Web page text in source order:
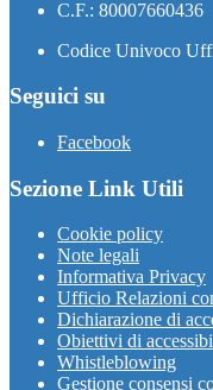
C.F.: 80007660436
Codice Univoco
Seguici su
Facebook
Sezione Link Utili
Cookie policy
Note legali
Informativa Privacy
Ufficio Relazioni
Dichiarazione di
Obiettivi di
Whistleblowing
Gestione consensi